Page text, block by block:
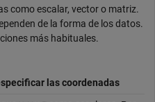
como escalar, vector o matriz.
de la forma de los datos.
más habituales.
las coordenadas